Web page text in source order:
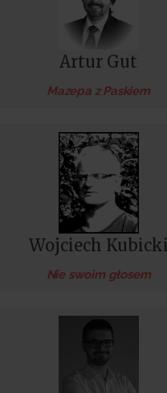
Artur Gut
Mazepa z Paskiem
Wojciech Kubicki
Nie swoim głosem